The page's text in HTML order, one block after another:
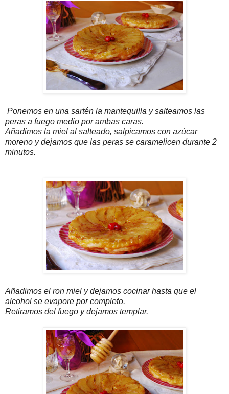
Ponemos en una sartén la mantequilla y salteamos las
peras a fuego medio por ambas caras.
Añadimos la miel al salteado, salpicamos con azúcar
moreno y dejamos que las peras se caramelicen durante 2
minutos.
Añadimos el ron miel y dejamos cocinar hasta que el
alcohol se evapore por completo.
Retiramos del fuego y dejamos templar.